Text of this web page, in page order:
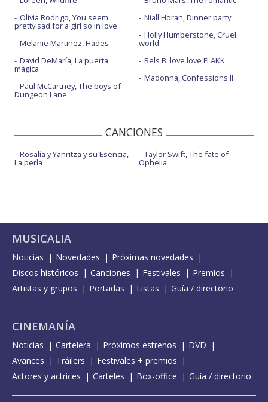
Olivia Rodrigo, You seem
pretty sad for a girl so in love
Melanie Martinez, Hades
David DeMaría, La puerta
mágica
Paul McCartney, The boys of
Dungeon Lane
Niall Horan, Dinner party
Holly Humberstone, Cruel
world
Rels B: love love FLAKK
Madonna, Confessions II
CANCIONES
Rosalía y Yahritza y su Esencia,
La perla
Taylor Swift, The fate of
Ophelia
MUSICALIA
Noticias Novedades
Próximas novedades
Discos históricos
Canciones Festivales
Premios
Artistas y grupos
Portadas Listas Guía / directorio
CINEMANÍA
Noticias Cartelera Próximos estrenos
DVD
Avances
Tráilers
Festivales + premios
Actores y actrices
Carteles Box-office Guía / directorio